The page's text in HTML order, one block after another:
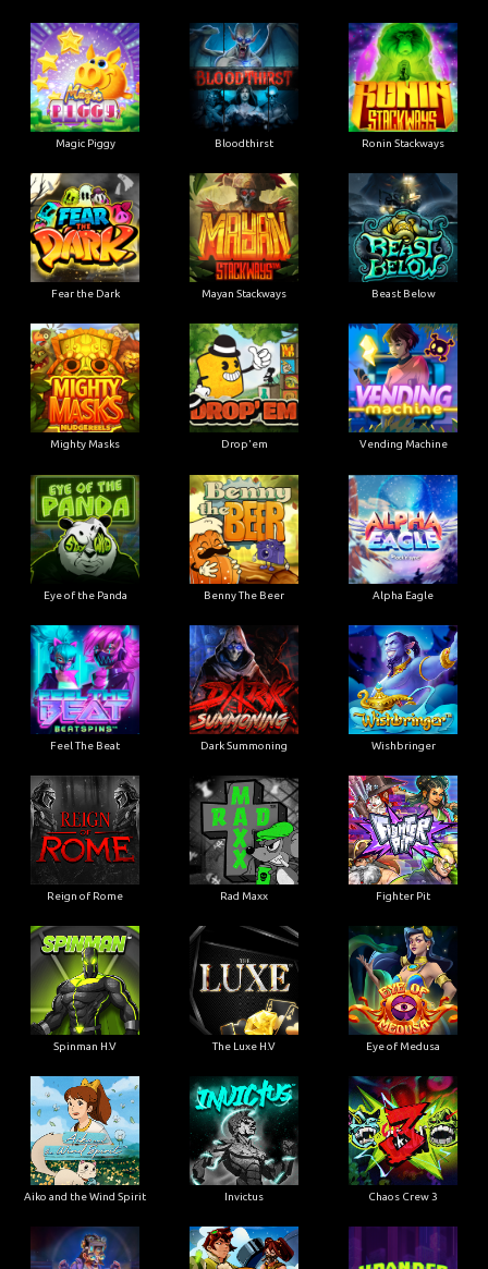
Magic Piggy Bloodthirst Ronin Stackways
Fear the Dark Mayan Stackways Beast Below
Mighty Masks Drop'em Vending Machine
Eye of the Panda Benny The Beer Alpha Eagle
Feel The Beat Dark Summoning Wishbringer
Reign of Rome Rad Maxx Fighter Pit
Spinman H.V The Luxe H.V Eye of Medusa
Aiko and the Wind Spirit Invictus Chaos Crew 3